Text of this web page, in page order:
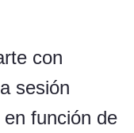
con
sesión
función de